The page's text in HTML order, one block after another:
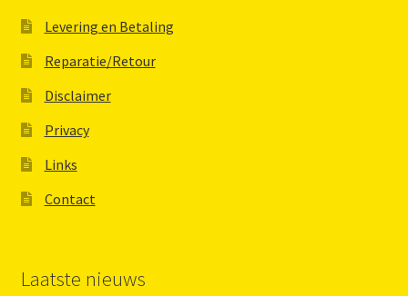
Levering en Betaling
Reparatie/Retour
Disclaimer
Privacy
Links
Contact
Laatste nieuws